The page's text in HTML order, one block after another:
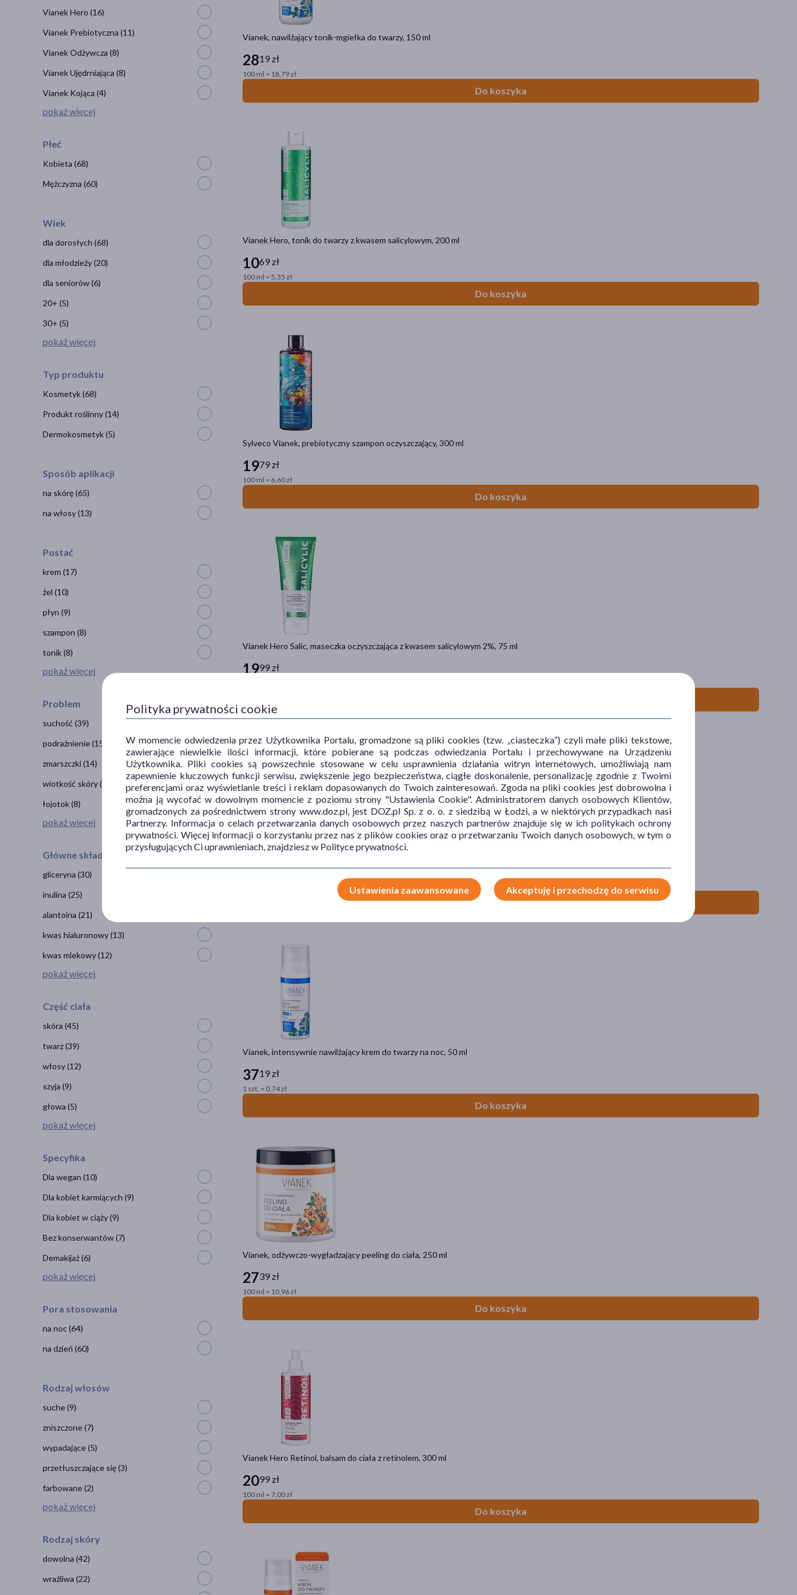
Vianek, nawilżający tonik-mgiełka do twarzy, 150 ml
2819 zł
100 ml = 18,79 zł
Do koszyka
Vianek Hero, tonik do twarzy z kwasem salicylowym, 200 ml
1069 zł
100 ml = 5,35 zł
Do koszyka
Sylveco Vianek, prebiotyczny szampon oczyszczający, 300 ml
1979 zł
100 ml = 6,60 zł
Do koszyka
Vianek Hero Salic, maseczka oczyszczająca z kwasem salicylowym 2%, 75 ml
1999 zł
Vianek, prebiotyczny żel do mycia twarzy z kwasem salicylowym, 300 ml
1649 zł
Do koszyka
Vianek, intensywnie nawilżający krem do twarzy na noc, 50 ml
3719 zł
1 szt. = 0,74 zł
Do koszyka
Vianek, odżywczo-wygładzający peeling do ciała, 250 ml
2739 zł
100 ml = 10,96 zł
Do koszyka
Vianek Hero Retinol, balsam do ciała z retinolem, 300 ml
2099 zł
100 ml = 7,00 zł
Do koszyka
Vianek Hero (16)
Vianek Prebiotyczna (11)
Vianek Odżywcza (8)
Vianek Ujędrniająca (8)
Vianek Kojąca (4)
pokaż więcej
Płeć
Kobieta (68)
Mężczyzna (60)
Wiek
dla dorosłych (68)
dla młodzieży(20)
dla seniorów(6)
20+ (5)
30+ (5)
pokaż więcej
Typ produktu
Kosmetyk(68)
Produkt roślinny(14)
Dermokosmetyk(5)
Sposób aplikacji
na skórę(65)
na włosy(13)
Postać
krem (17)
żel (10)
płyn (9)
szampon (8)
tonik(8)
pokaż więcej
Problem
suchość (39)
podrażnienie(15)
zmarszczki(14)
wiotkość skóry(9)
łojotok(8)
pokaż więcej
Główne składniki
gliceryna (30)
inulina (25)
alantoina (21)
kwas hialuronowy(13)
kwas mlekowy(12)
pokaż więcej
Część ciała
skóra (45)
twarz(39)
włosy(12)
szyja (9)
głowa (5)
pokaż więcej
Specyfika
Dla wegan (10)
Dla kobiet karmiących (9)
Dla kobiet w ciąży(9)
Bez konserwantów(7)
Demakijaż(6)
pokaż więcej
Pora stosowania
na noc(64)
na dzień (60)
Rodzaj włosów
suche(9)
zniszczone(7)
wypadające(5)
przetłuszczające się(3)
farbowane(2)
pokaż więcej
Rodzaj skóry
dowolna (42)
wrażliwa (22)
Polityka prywatności cookie
W momencie odwiedzenia przez Użytkownika Portalu, gromadzone są pliki cookies (tzw. „ciasteczka”) czyli małe pliki tekstowe,
zawierające niewielkie ilości informacji, które pobierane są podczas odwiedzania Portalu i przechowywane na Urządzeniu
Użytkownika. Pliki cookies są powszechnie stosowane w celu usprawnienia działania witryn internetowych, umożliwiają nam
zapewnienie kluczowych funkcji serwisu, zwiększenie jego bezpieczeństwa, ciągłe doskonalenie, personalizację zgodnie z Twoimi
preferencjami oraz wyświetlanie treści i reklam dopasowanych do Twoich zainteresowań. Zgoda na pliki cookies jest dobrowolna i
można ją wycofać w dowolnym momencie z poziomu strony "Ustawienia Cookie". Administratorem danych osobowych Klientów,
gromadzonych za pośrednictwem strony www.doz.pl, jest DOZ.pl Sp. z o. o. z siedzibą w Łodzi, a w niektórych przypadkach nasi
Partnerzy. Informacja o celach przetwarzania danych osobowych przez naszych partnerów znajduje się w ich politykach ochrony
prywatności. Więcej informacji o korzystaniu przez nas z plików cookies oraz o przetwarzaniu Twoich danych osobowych, w tym o
przysługujących Ci uprawnieniach, znajdziesz w Polityce prywatności.
Ustawienia zaawansowane Akceptuję i przechodzę do serwisu